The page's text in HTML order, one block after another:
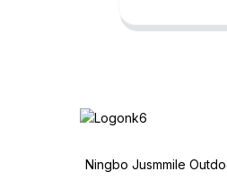
Ningbo Jusmmile